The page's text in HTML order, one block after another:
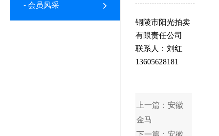
- 会员风采
铜陵市阳光拍卖
有限责任公司
联系人：刘红
13605628181
上一篇：安徽
金马
下一篇：安徽